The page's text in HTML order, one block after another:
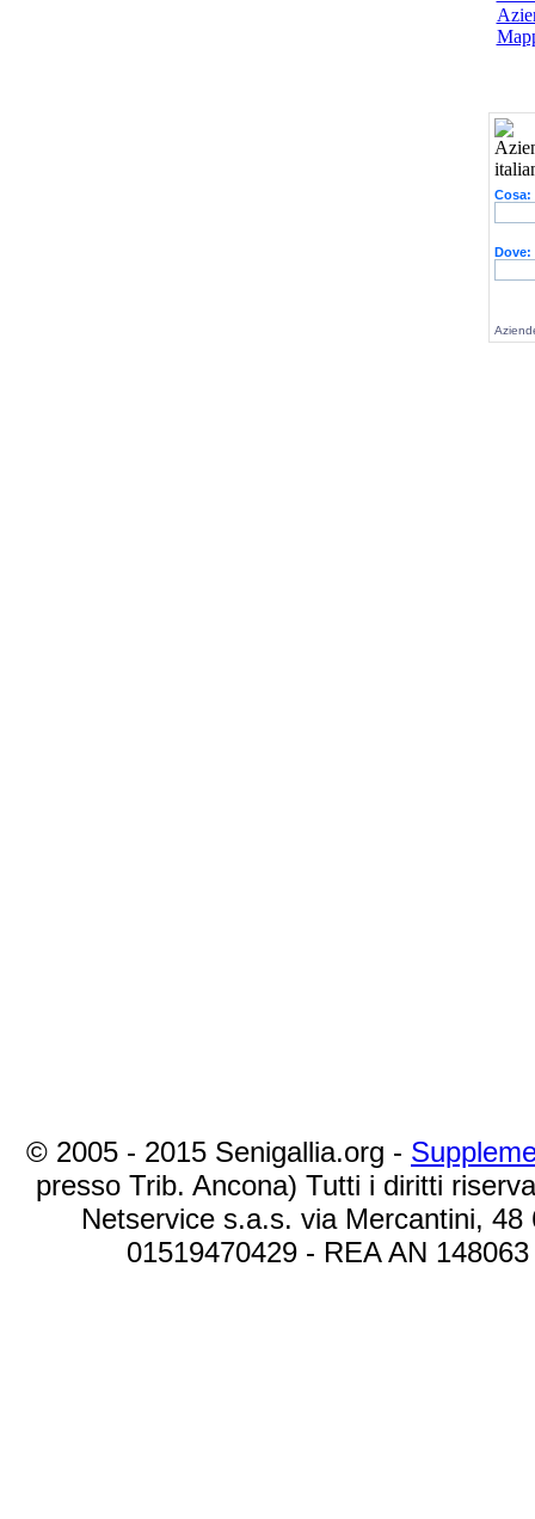
Cosa:
Dove:
© 2005 - 2015 Senigallia.org -
presso Trib. Ancona) Tutti i diritti
Netservice s.a.s. via Mercantini,
01519470429 - REA AN